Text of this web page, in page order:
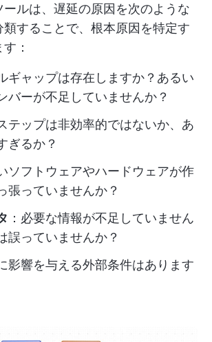
ールは、遅延の原因を次のような
類することで、根本原因を特定す
：
ギャップは存在しますか？あるい
バーが不足していませんか？
テップは非効率的ではないか、あ
ぎるか？
ソフトウェアやハードウェアが作
張っていませんか？
：必要な情報が不足していません
誤っていませんか？
影響を与える外部条件はあります